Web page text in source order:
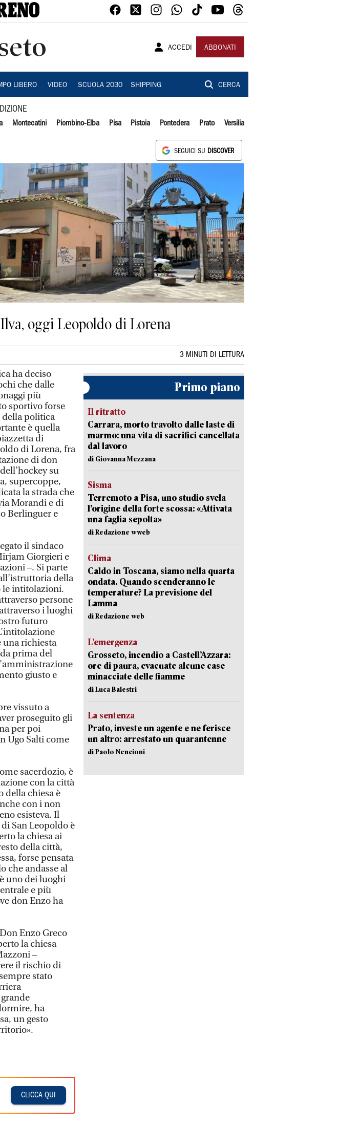
ACCEDI ABBONATI
LIBERO VIDEO SCUOLA 2030 SHIPPING CERCA
Montecatini Piombino-Elba Pisa Pistoia Pontedera Prato Versilia
SEGUICI SU DISCOVER
oggi Leopoldo di Lorena
3 MINUTI DI LETTURA
ha deciso
che dalle
più
sportivo forse
politica
è quella
di
di Lorena, fra
di don
su
supercoppe,
la strada che
Morandi e di
Berlinguer e
il sindaco
Giorgieri e
–. Si parte
della
le intitolazioni.
persone
i luoghi
futuro
una richiesta
prima del
giusto e
vissuto a
proseguito gli
per poi
Ugo Salti come
sacerdozio, è
con la città
della chiesa è
con i non
esisteva. Il
San Leopoldo è
la chiesa ai
della città,
forse pensata
che andasse al
uno dei luoghi
e più
don Enzo ha
Enzo Greco
la chiesa
–
il rischio di
stato
ha
un gesto
CLICCA QUI
Primo piano
Il ritratto
Carrara, morto travolto dalle laste di
marmo: una vita di sacrifici cancellata
dal lavoro
di Giovanna Mezzana
Sisma
Terremoto a Pisa, uno studio svela
l’origine della forte scossa: «Attivata
una faglia sepolta»
di Redazione wweb
Clima
Caldo in Toscana, siamo nella quarta
ondata. Quando scenderanno le
temperature? La previsione del
Lamma
di Redazione web
L’emergenza
Grosseto, incendio a Castell’Azzara:
ore di paura, evacuate alcune case
minacciate delle fiamme
di Luca Balestri
La sentenza
Prato, investe un agente e ne ferisce
un altro: arrestato un quarantenne
di Paolo Nencioni